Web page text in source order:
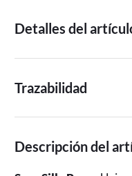
Detalles del
Trazabilidad
Descripción del